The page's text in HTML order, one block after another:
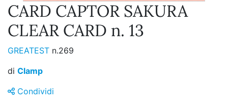
CARD CAPTOR SAKURA
CLEAR CARD n. 13
GREATEST n.269
di Clamp
Condividi